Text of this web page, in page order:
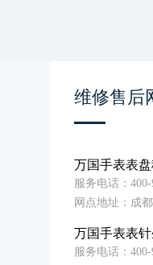
维修售后
万国手表表
服务电话：400-
网点地址：成
万国手表表
服务电话：400-